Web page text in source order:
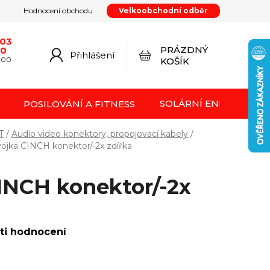
Hodnocení obchodu
Velkoobchodní odběr
smlouvy
-
Přihlášení
NÁKUPNÍ
PRÁZDNÝ
KOŠÍK
POSILOVÁNÍ A FITNESS SOLÁRNÍ ENERGIE FVE
/ Audio video konektory, propojovací kabely /
CINCH konektor/-2x zdířka
konektor/-2x
hodnocení